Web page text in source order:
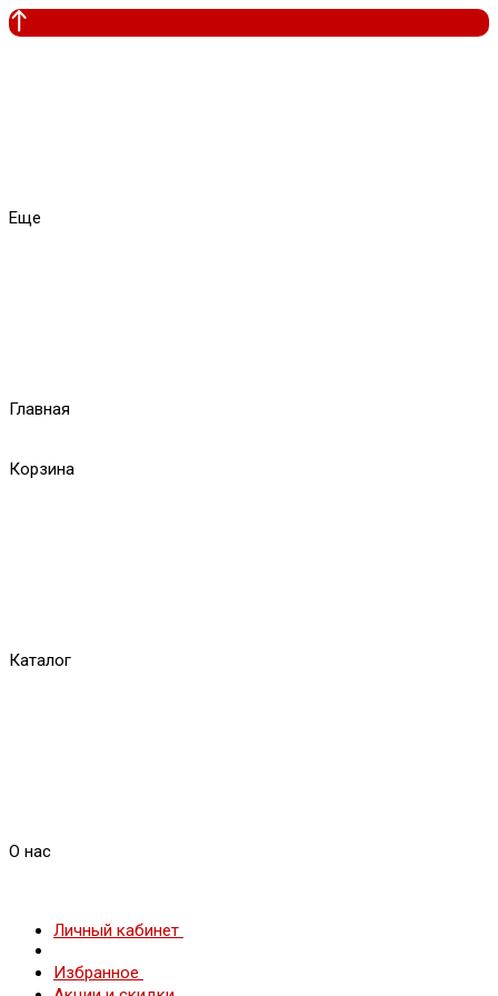
Еще
Главная
Корзина
Каталог
О нас
Личный кабинет
Избранное